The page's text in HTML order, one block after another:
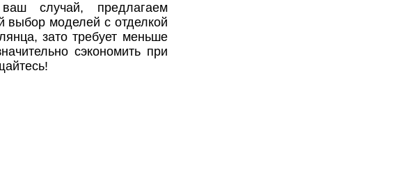
случай, предлагаем
выбор моделей с отделкой
зато требует меньше
сэкономить при